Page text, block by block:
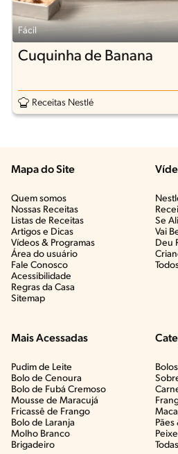
Fácil
Cuquinha de Banana
Receitas Nestlé
Mapa do Site
Quem somos
Nossas Receitas
Listas de Receitas​
Artigos e Dicas​
Vídeos & Programas​
Área do usuário
Fale Conosco
Acessibilidade
Regras da Casa
Sitemap
Se
Vai
Deu
Mais Acessadas
Pudim de Leite
Bolo de Cenoura
Bolo de Fubá Cremoso
Mousse de Maracujá
Fricassê de Frango
Bolo de Laranja
Molho Branco
Brigadeiro
Bolos
Pães